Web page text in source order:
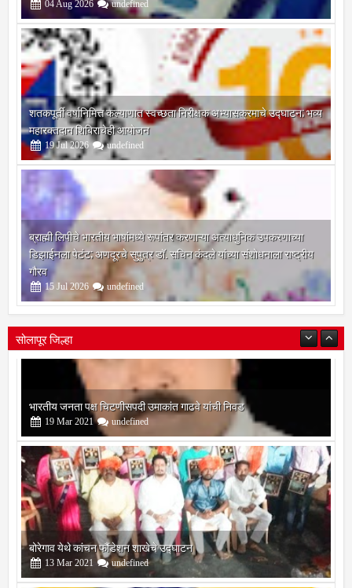
शतकपूर्ती वर्षानिमित्त कल्याणात स्वच्छता निरीक्षक अभ्यासक्रमाचे उद्घाटन; भव्य
महारक्तदान शिबिराचेही आयोजन
19 Jul 2026 undefined
ब्राह्मी लिपीचे भारतीय भाषांमध्ये रूपांतर करणाऱ्या अत्याधुनिक उपकरणाच्या
डिझाईनला पेटंट; अणदूरचे सुपुत्र डॉ. सचिन कंदले यांच्या संशोधनाला राष्ट्रीय
गौरव
15 undefined
सोलापूर जिल्हा
बोरेगाव येथे कांचन फौंडेशन शाखेचे उद्घाटन
13 Mar 2021 undefined